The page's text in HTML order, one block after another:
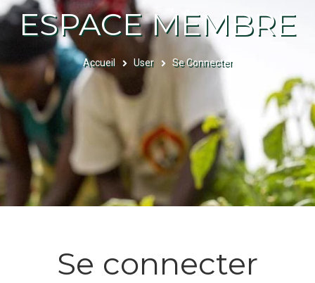
ESPACE MEMBRE
FIL
D'ARIANE
Accueil User Se Connecter
Se connecter